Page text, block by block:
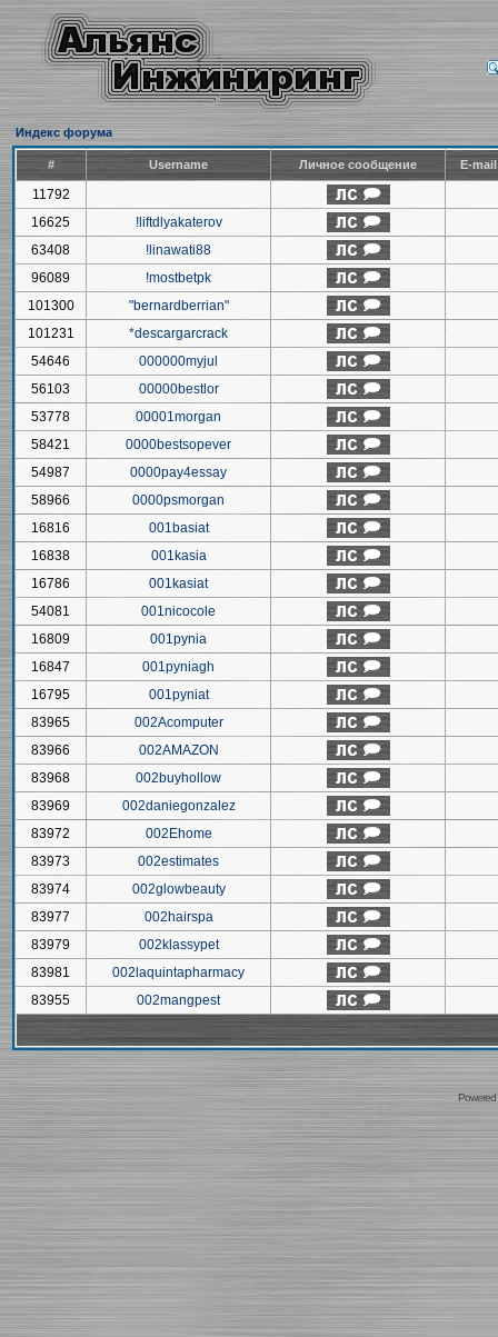
Индекс форума
# Username Личное сообщение E-
11792
16625
!liftdlyakaterov
63408
!linawati88
96089
!mostbetpk
101300
"bernardberrian"
101231
*descargarcrack
54646
000000myjul
56103
00000bestlor
53778
00001morgan
58421
0000bestsopever
54987
0000pay4essay
58966
0000psmorgan
16816
001basiat
16838
001kasia
16786
001kasiat
54081
001nicocole
16809
001pynia
16847
001pyniagh
16795
001pyniat
83965
002Acomputer
83966
002AMAZON
83968
002buyhollow
83969
002daniegonzalez
83972
002Ehome
83973
002estimates
83974
002glowbeauty
83977
002hairspa
83979
002klassypet
83981
002laquintapharmacy
83955
002mangpest